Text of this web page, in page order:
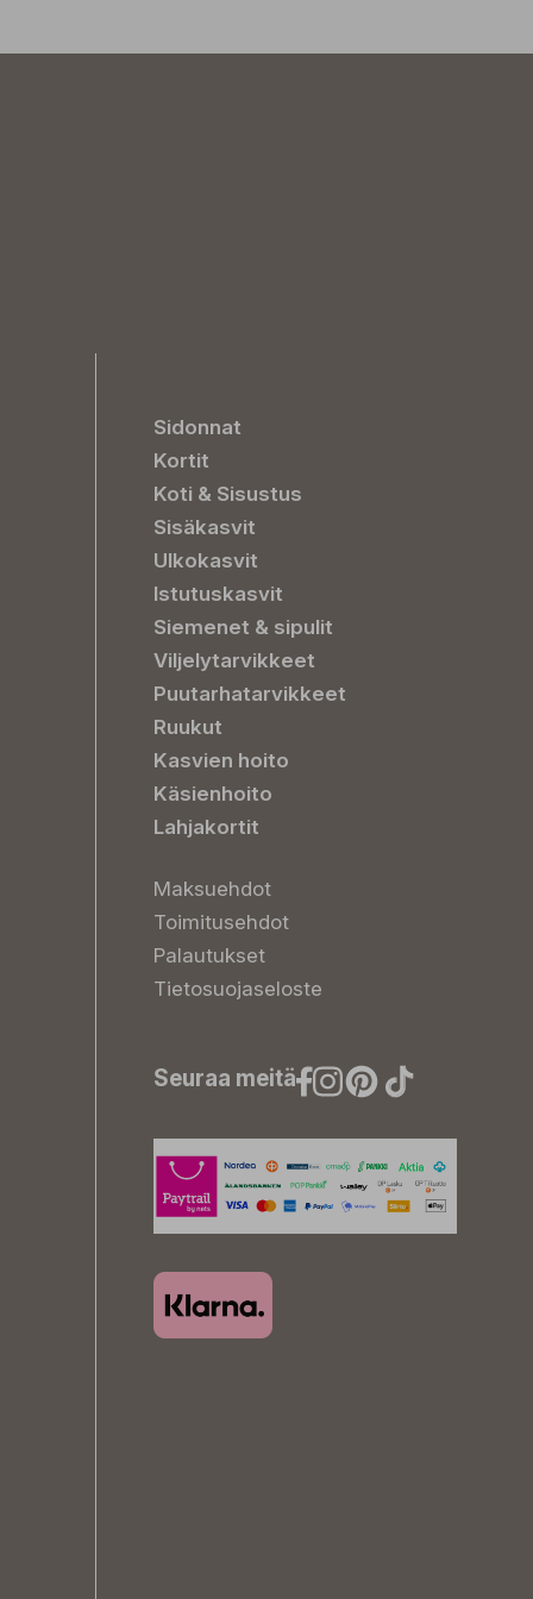
Sidonnat
Kortit
Koti & Sisustus
Sisäkasvit
Ulkokasvit
Istutuskasvit
Siemenet & sipulit
Viljelytarvikkeet
Puutarhatarvikkeet
Ruukut
Kasvien hoito
Käsienhoito
Lahjakortit
Maksuehdot
Toimitusehdot
Palautukset
Tietosuojaseloste
Seuraa meitä